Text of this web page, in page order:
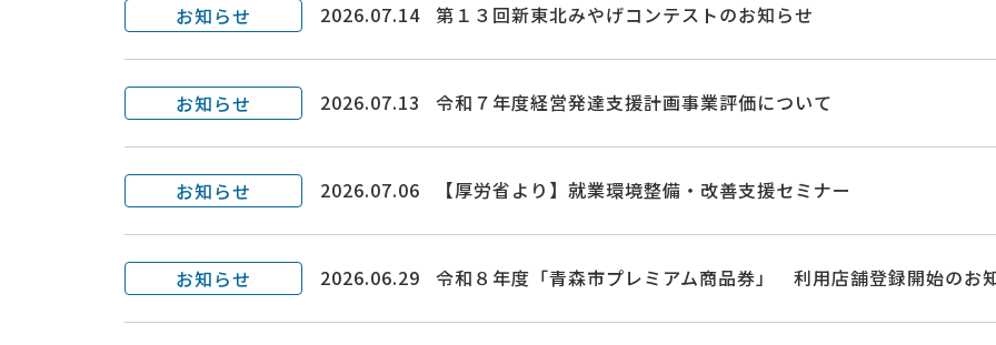
お知らせ 2026.07.14 第１３回新東北みやげコンテストのお知らせ
お知らせ 2026.07.13 令和７年度経営発達支援計画事業評価について
お知らせ 2026.07.06 【厚労省より】就業環境整備・改善支援セミナー
お知らせ 2026.06.29 令和８年度「青森市プレミアム商品券」 利用店舗登録開始のお